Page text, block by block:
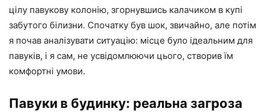
цілу павукову колонію, згорнувшись калачиком в купі
забутого білизни. Спочатку був шок, звичайно, але потім
я почав аналізувати ситуацію: місце було ідеальним для
павуків, і я сам, не усвідомлюючи цього, створив їм
комфортні умови.
Павуки в будинку: реальна загроза